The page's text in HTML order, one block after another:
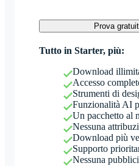
Prova
Tutto in Starter, più:
Download
Accesso
Strumenti di
Funzionalità AI
Un pacchetto al
Nessuna
Download più
Supporto
Nessuna